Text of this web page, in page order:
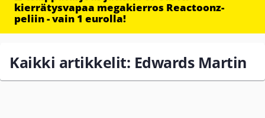
kierrätysvapaa megakierros Reactoonz-
peliin - vain 1 eurolla!
Kaikki artikkelit: Edwards Martin